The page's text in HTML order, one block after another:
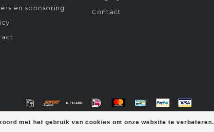
met het gebruik van cookies om onze website te verbeteren.
en sponsoring
Contact